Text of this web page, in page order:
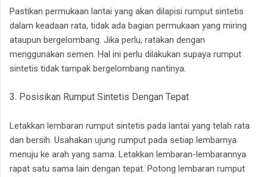
Pastikan permukaan lantai yang akan dilapisi rumput sintetis
dalam keadaan rata, tidak ada bagian permukaan yang miring
ataupun bergelombang. Jika perlu, ratakan dengan
menggunakan semen. Hal ini perlu dilakukan supaya rumput
sintetis tidak tampak bergelombang nantinya.
3. Posisikan Rumput Sintetis Dengan Tepat
Letakkan lembaran rumput sintetis pada lantai yang telah rata
dan bersih. Usahakan ujung rumput pada setiap lembarnya
menuju ke arah yang sama. Letakkan lembaran-lembarannya
rapat satu sama lain dengan tepat. Potong lembaran rumput